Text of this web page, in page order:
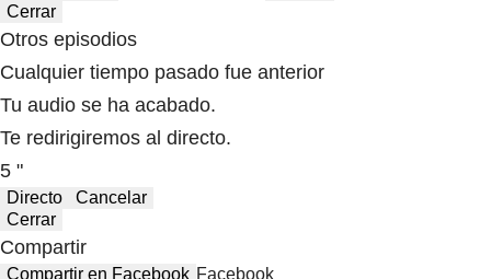
Cerrar
Otros episodios
Cualquier tiempo pasado fue anterior
Tu audio se ha acabado.
Te redirigiremos al directo.
5 "
Directo
Cancelar
Cerrar
Compartir
Compartir en Facebook Facebook